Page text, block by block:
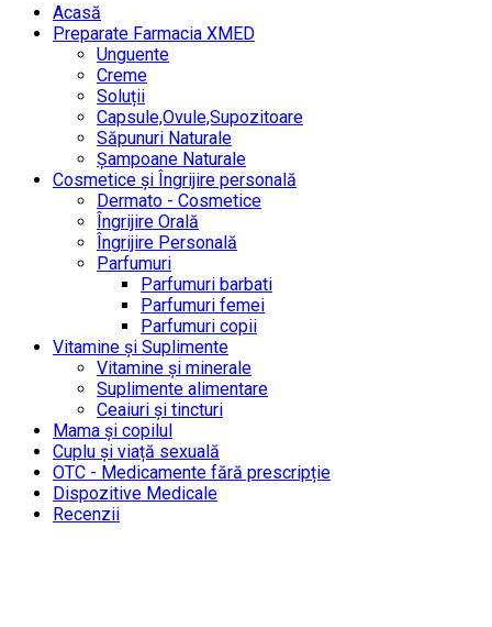
Acasă
Preparate Farmacia XMED
Unguente
Creme
Soluții
Capsule,Ovule,Supozitoare
Săpunuri Naturale
Șampoane Naturale
Cosmetice și Îngrijire personală
Dermato - Cosmetice
Îngrijire Orală
Îngrijire Personală
Parfumuri
Parfumuri barbati
Parfumuri femei
Parfumuri copii
Vitamine și Suplimente
Vitamine și minerale
Suplimente alimentare
Ceaiuri și tincturi
Mama și copilul
Cuplu și viață sexuală
OTC - Medicamente fără prescripție
Dispozitive Medicale
Recenzii